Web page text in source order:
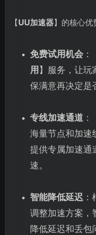
【UU加速器】的核心优
免费试用机会：
用 】服务，让玩
保满意再决定是
专线加速通道：
海量节点和加速
提供专属加速通
速。
智能降低延迟：
调整加速方案，
降低延迟和丢包